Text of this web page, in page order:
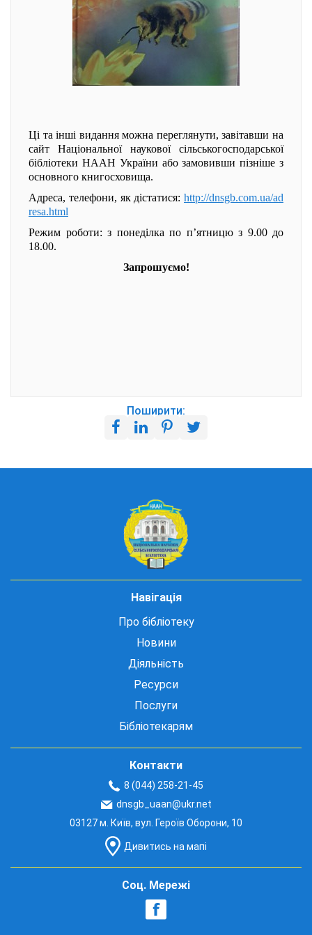
Ці та інші видання можна переглянути, завітавши на
сайт Національної наукової сільськогосподарської
бібліотеки НААН України або замовивши пізніше з
основного книгосховища.
Адреса, телефони, як дістатися: http://dnsgb.com.ua/ad
resa.html
Режим роботи: з понеділка по п’ятницю з 9.00 до
18.00.
Запрошуємо!
Поширити:
Навігація
Про бібліотеку
Новини
Діяльність
Ресурси
Послуги
Бібліотекарям
Контакти
8 (044) 258-21-45
dnsgb_uaan@ukr.net
03127 м. Київ, вул. Героїв Оборони, 10
Дивитись на мапі
Соц. Мережі